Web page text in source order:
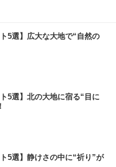
5選】広大な大地で“自然の
5選】北の大地に宿る“目に
5選】静けさの中に“祈り”が